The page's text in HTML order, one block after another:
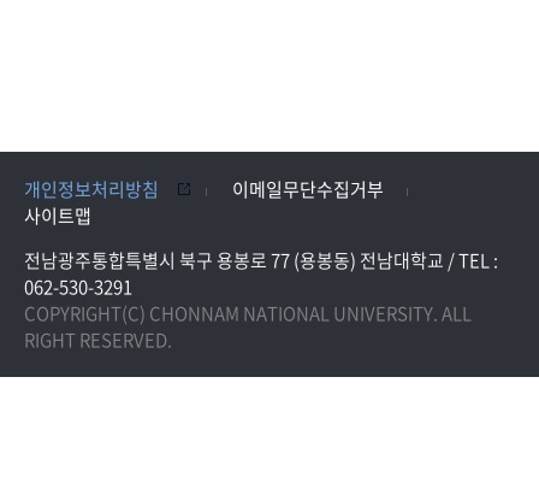
개인정보처리방침
이메일무단수집거부
사이트맵
전남광주통합특별시 북구 용봉로 77 (용봉동) 전남대학교 / TEL :
062-530-3291
COPYRIGHT(C) CHONNAM NATIONAL UNIVERSITY. ALL
RIGHT RESERVED.